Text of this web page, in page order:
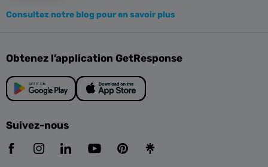
Consultez notre blog pour en savoir plus
Obtenez l’application GetResponse
Suivez-nous